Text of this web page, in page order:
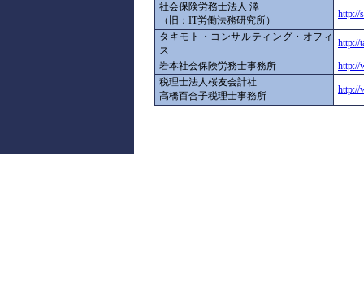
社会保険労務士法人 澤
（旧：IT労働法務研究所）
http://
タキモト・コンサルティング・オフィ
ス
http://
岩本社会保険労務士事務所
http://
税理士法人桜友会計社
高橋百合子税理士事務所
http://